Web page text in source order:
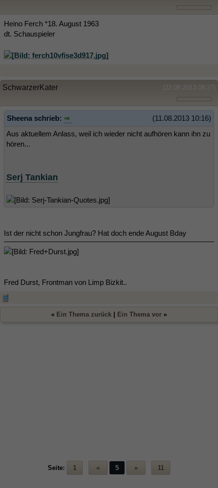
Heino Ferch *18. August 1963
dt. Schauspieler
(22.08.2013 08:27)
SchwarzerKater
(11.08.2013 10:16)
Sheena schrieb:
Aus aktuellem Anlass, weil ich wieder nicht aufhören kann ihn zu
hören...
Serj Tankian
Ist der nicht schon Jungfrau? Hat doch ende August Bday
Fred Durst, Frontman von Limp Bizkit..
« Ein Thema zurück Ein Thema vor »
Seite: 1 « 5 » 11